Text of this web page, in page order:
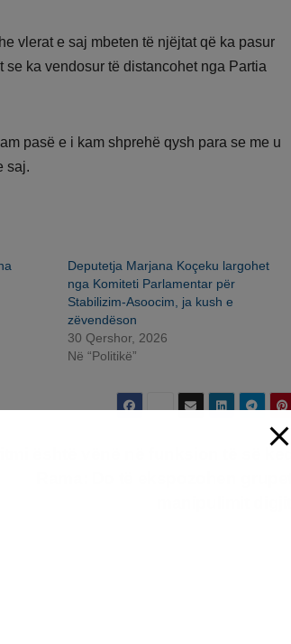
vlerat e saj mbeten të njëjtat që ka pasur
ka vendosur të distancohet nga Partia
pasë e i kam shprehë qysh para se me u
saj.
Deputetja Marjana Koçeku largohet
nga Komiteti Parlamentar për
Stabilizim-Asoocim, ja kush e
zëvendëson
30 Qershor, 2026
Në “Politikë”